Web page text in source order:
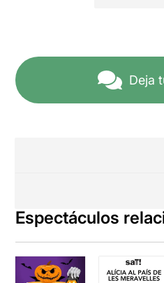
Deja
Espectáculos